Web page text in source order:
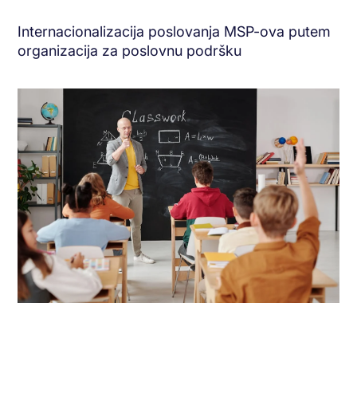
Internacionalizacija poslovanja MSP-ova putem
organizacija za poslovnu podršku